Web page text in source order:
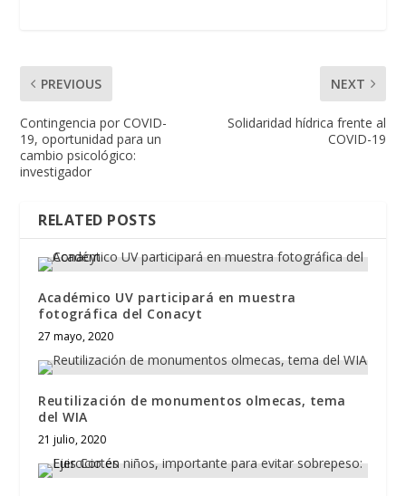
PREVIOUS
Contingencia por COVID-
19, oportunidad para un
cambio psicológico:
investigador
NEXT
Solidaridad hídrica frente al
COVID-19
RELATED POSTS
Académico UV participará en muestra
fotográfica del Conacyt
27 mayo, 2020
Reutilización de monumentos olmecas, tema
del WIA
21 julio, 2020